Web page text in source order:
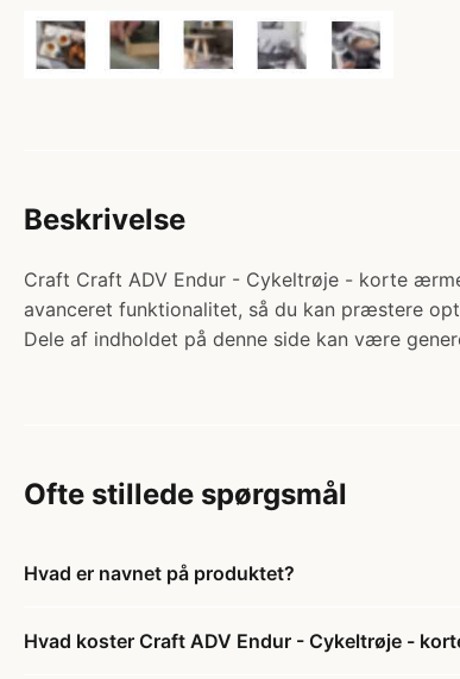
Beskrivelse
Craft Craft ADV Endur - Cykeltrøje - korte
avanceret funktionalitet, så du kan præstere
Dele af indholdet på denne side kan være
Ofte stillede spørgsmål
Hvad er navnet på produktet?
Hvad koster Craft ADV Endur - Cykeltrøje -